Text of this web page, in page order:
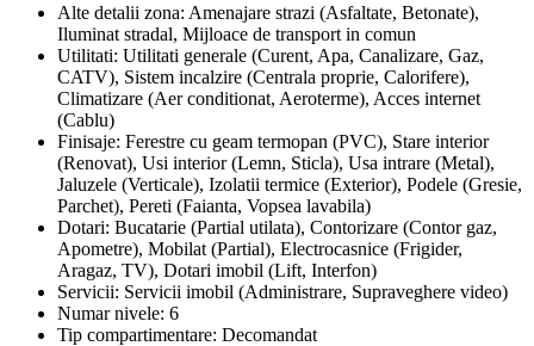
Alte detalii zona: Amenajare strazi (Asfaltate, Betonate),
Iluminat stradal, Mijloace de transport in comun
Utilitati: Utilitati generale (Curent, Apa, Canalizare, Gaz,
CATV), Sistem incalzire (Centrala proprie, Calorifere),
Climatizare (Aer conditionat, Aeroterme), Acces internet
(Cablu)
Finisaje: Ferestre cu geam termopan (PVC), Stare interior
(Renovat), Usi interior (Lemn, Sticla), Usa intrare (Metal),
Jaluzele (Verticale), Izolatii termice (Exterior), Podele (Gresie,
Parchet), Pereti (Faianta, Vopsea lavabila)
Dotari: Bucatarie (Partial utilata), Contorizare (Contor gaz,
Apometre), Mobilat (Partial), Electrocasnice (Frigider,
Aragaz, TV), Dotari imobil (Lift, Interfon)
Servicii: Servicii imobil (Administrare, Supraveghere video)
Numar nivele: 6
Tip compartimentare: Decomandat